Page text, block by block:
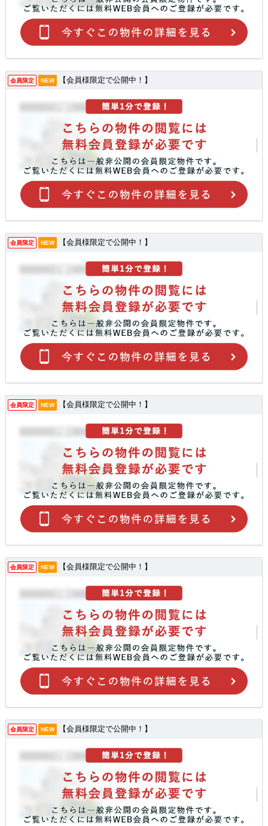
会員限定 NEW 【会員様限定で公開中！】
会員限定 NEW 【会員様限定で公開中！】
会員限定 NEW 【会員様限定で公開中！】
会員限定 NEW 【会員様限定で公開中！】
会員限定 NEW 【会員様限定で公開中！】